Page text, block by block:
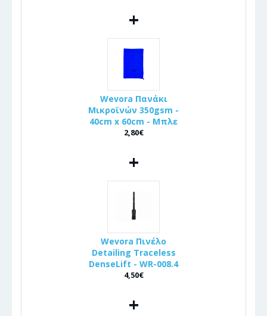
+
Wevora Πανάκι
Μικροϊνών 350gsm -
40cm x 60cm - Μπλε
2,80€
+
Wevora Πινέλo
Detailing Traceless
DenseLift - WR-008.4
4,50€
+